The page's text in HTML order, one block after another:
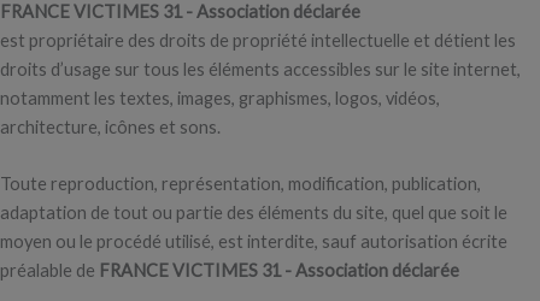
FRANCE VICTIMES 31 - Association déclarée
est propriétaire des droits de propriété intellectuelle et détient les
droits d’usage sur tous les éléments accessibles sur le site internet,
notamment les textes, images, graphismes, logos, vidéos,
architecture, icônes et sons.
Toute reproduction, représentation, modification, publication,
adaptation de tout ou partie des éléments du site, quel que soit le
moyen ou le procédé utilisé, est interdite, sauf autorisation écrite
préalable de FRANCE VICTIMES 31 - Association déclarée